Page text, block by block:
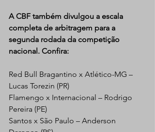
A CBF também divulgou a escala
completa de arbitragem para a
segunda rodada da competição
nacional. Confira:
Red Bull Bragantino x Atlético-MG –
Lucas Torezin (PR)
Flamengo x Internacional – Rodrigo
Pereira (PE)
Santos x São Paulo – Anderson